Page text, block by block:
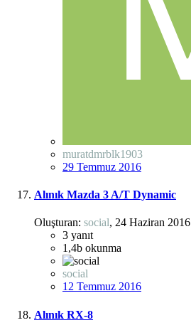
muratdmrblk1903
29 Temmuz 2016
Alınık Mazda 3 A/T Dynamic
Oluşturan: social, 24 Haziran 2016
3 yanıt
1,4b okunma
social
12 Temmuz 2016
Alınık RX-8